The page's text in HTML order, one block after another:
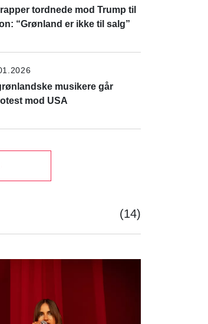
tordnede mod Trump til
“Grønland er ikke til salg”
musikere går
mod USA
(14)